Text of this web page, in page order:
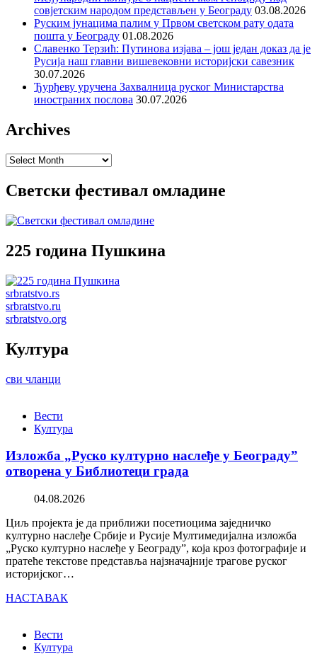
совјетским народом представљен у Београду 03.08.2026
Руским јунацима палим у Првом светском рату одата
пошта у Београду 01.08.2026
Славенко Терзић: Путинова изјава – још један доказ да је
Русија наш главни вишевековни историјски савезник
30.07.2026
Ђурђеву уручена Захвалница руског Министарства
иностраних послова 30.07.2026
Archives
Archives
Светски фестивал омладине
225 година Пушкина
srbratstvo.rs
srbratstvo.ru
srbratstvo.org
Култура
сви чланци
Вести
Култура
Изложба „Руско културно наслеђе у Београду”
отворена у Библиотеци града
04.08.2026
Циљ пројекта је да приближи посетиоцима заједничко
културно наслеђе Србије и Русије Мултимедијална изложба
„Руско културно наслеђе у Београду”, која кроз фотографије и
пратеће текстове представља најзначајније трагове руског
историјског…
НАСТАВАК
Вести
Култура